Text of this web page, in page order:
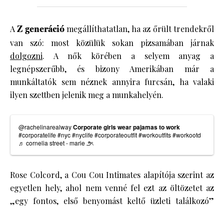
AZ generációmegállíthatatlan, ha az őrült trendekről
van szó: most közülük sokan pizsamában járnak
dolgozni. A nők körében a selyem anyag a
legnépszerűbb, és bizony Amerikában már a
munkáltatók sem néznek annyira furcsán, ha valaki
ilyen szettben jelenik meg a munkahelyén.
@rachelinarealwayCorporate girls wear pajamas to work
#corporatelife#nyc#nyclife#corporateoutfit#workoutfits#workootd
♬ cornelia street - marie ౨ৎ
Rose Colcord, a Cou Cou Intimates alapítója szerint az
egyetlen hely, ahol nem venné fel ezt az öltözetet az
„egy fontos, első benyomást keltő üzleti találkozó”